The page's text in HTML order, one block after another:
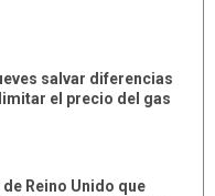
salvar diferencias
el precio del gas
Reino Unido que